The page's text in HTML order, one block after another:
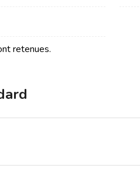
retenues.
moteur
à moteur
Location